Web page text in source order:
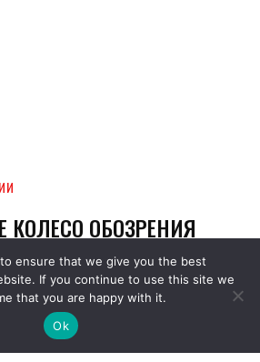
ensure that we give you the best
If you continue to use this site we
that you are happy with it.
Ok